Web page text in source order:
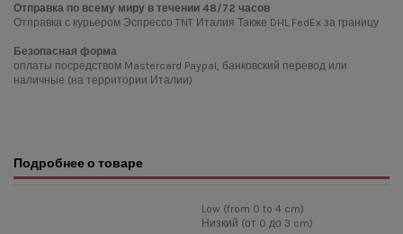
Отправка по всему миру в течении 48/72 часов
Отправка с курьером Эспрессо TNT Италия Также DHL FedEx за границу
Безопасная форма
оплаты посредством Mastercard Paypal, банковский перевод или
наличные (на территории Италии)
Подробнее о товаре
Low (from 0 to 4 cm)
Низкий (от 0 до 3 cm)